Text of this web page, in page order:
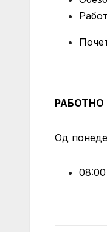
РАБОТНО
Од
08:00